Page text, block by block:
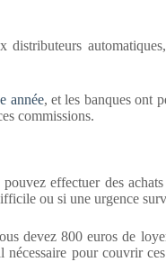
distributeurs
année, et les banques ont
commissions.
effectuer des
ou si une urgence
devez 800 euros de
pour couvrir